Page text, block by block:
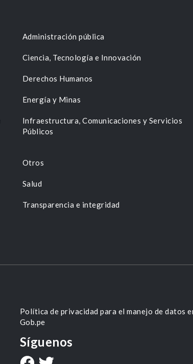
Administración pública
Ciencia, Tecnología e Innovación
Derechos Humanos
Energía y Minas
Infraestructura, Comunicaciones y Servicios
Públicos
Otros
Salud
Transparencia e integridad
Política de privacidad para el manejo de datos
Gob.pe
Síguenos